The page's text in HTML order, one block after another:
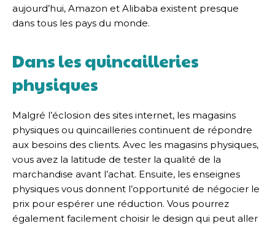
aujourd’hui, Amazon et Alibaba existent presque
dans tous les pays du monde.
Dans les quincailleries
physiques
Malgré l’éclosion des sites internet, les magasins
physiques ou quincailleries continuent de répondre
aux besoins des clients. Avec les magasins physiques,
vous avez la latitude de tester la qualité de la
marchandise avant l’achat. Ensuite, les enseignes
physiques vous donnent l’opportunité de négocier le
prix pour espérer une réduction. Vous pourrez
également facilement choisir le design qui peut aller